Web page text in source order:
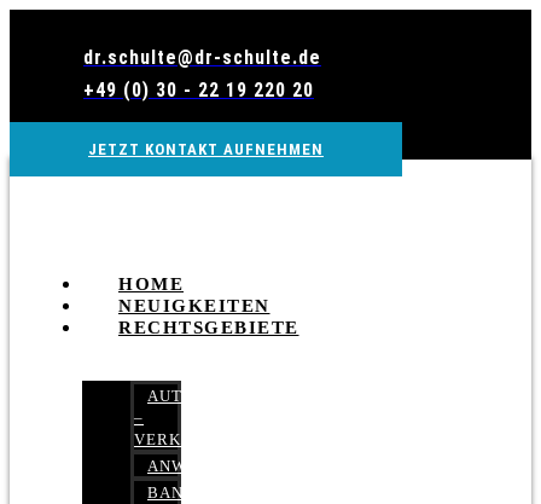
dr.schulte@dr-schulte.de
+49 (0) 30 - 22 19 220 20
JETZT KONTAKT AUFNEHMEN
HOME
NEUIGKEITEN
RECHTSGEBIETE
AUTOBETRUG
–
VERKEHRSRECHT
ANWALTSHAFTUNGSRECHT
BANK-